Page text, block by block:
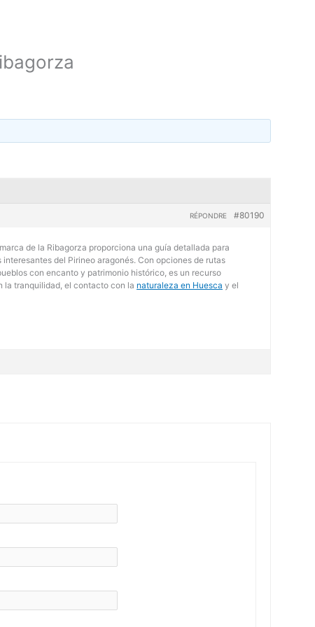
#80190
RÉPONDRE
de la Ribagorza proporciona una guía detallada para
del Pirineo aragonés. Con opciones de rutas
con encanto y patrimonio histórico, es un recurso
la tranquilidad, el contacto con la naturaleza en Huesca y el